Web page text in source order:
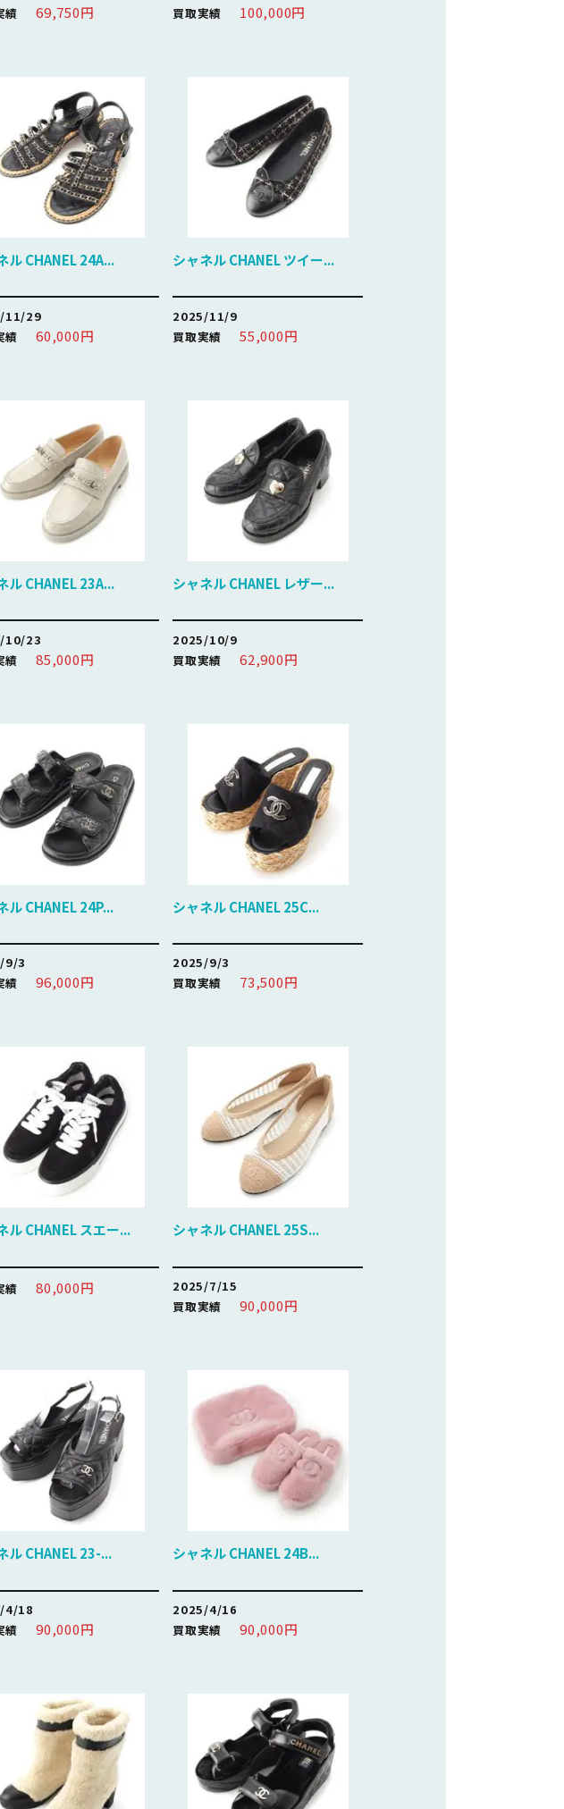
績
69,750円
買取実績
100,000円
ル CHANEL 24A...
11/29
績
60,000円
シャネル CHANEL ツイー...
2025/11/9
買取実績
55,000円
ル CHANEL 23A...
10/23
績
85,000円
シャネル CHANEL レザー...
2025/10/9
買取実績
62,900円
ル CHANEL 24P...
9/3
績
96,000円
シャネル CHANEL 25C...
2025/9/3
買取実績
73,500円
ル CHANEL スエー...
績 80,000円
シャネル CHANEL 25S...
2025/7/15
買取実績
90,000円
ル CHANEL 23-...
4/18
績
90,000円
シャネル CHANEL 24B...
2025/4/16
買取実績
90,000円